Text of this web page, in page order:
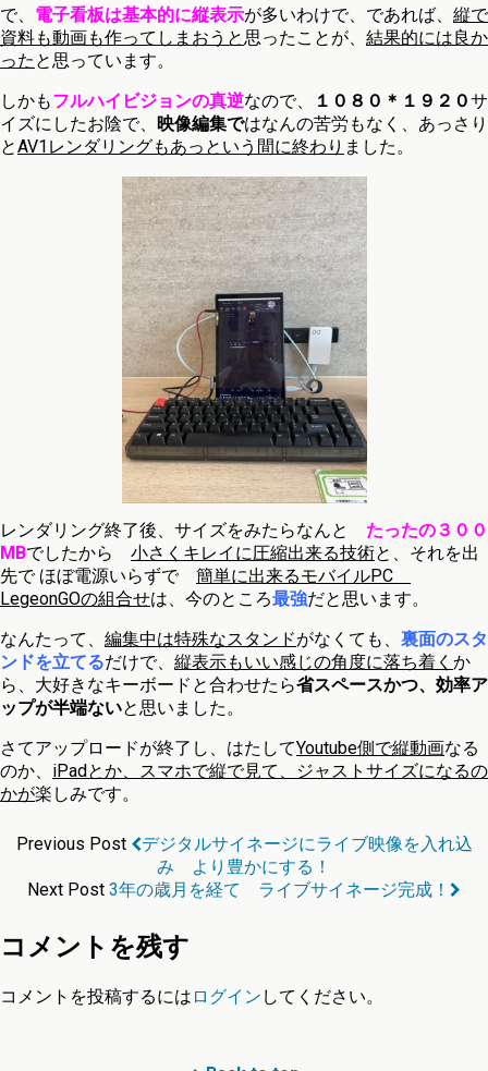
で、 電子看板は基本的に縦表示が多いわけで、であれば、 縦で
資料も動画も作ってしまおうと 思ったことが、 結果的には良か
った と思っています。
しかもフルハイビジョンの真逆なので、 １０８０＊１９２０サ
イズにしたお陰で、 映像編集ではなんの苦労もなく、あっさり
とAV1レンダリングもあっという間に終わり ました。
レンダリング終了後、サイズをみたらなんと たったの３００
MBでしたから 小さくキレイに圧縮出来る技術と、それを出
先で ほぼ電源いらずで 簡単に出来るモバイルPC
LegeonGOの組合せは、今のところ最強だと思います。
なんたって、 編集中は特殊なスタンドがなくても、 裏面のスタ
ンドを立てるだけで、 縦表示もいい感じの角度に落ち着く か
ら、大好きなキーボードと合わせたら省スペースかつ、効率ア
ップが半端ないと思いました。
さてアップロードが終了し、はたしてYoutube側で縦動画なる
のか、 iPadとか、スマホで縦で見て、ジャストサイズになるの
かが楽しみです。
Previous Post
デジタルサイネージにライブ映像を入れ込
み より豊かにする！
Next Post 3年の歳月を経て ライブサイネージ完成！
コメントを残す
コメントを投稿するには ログイン してください。